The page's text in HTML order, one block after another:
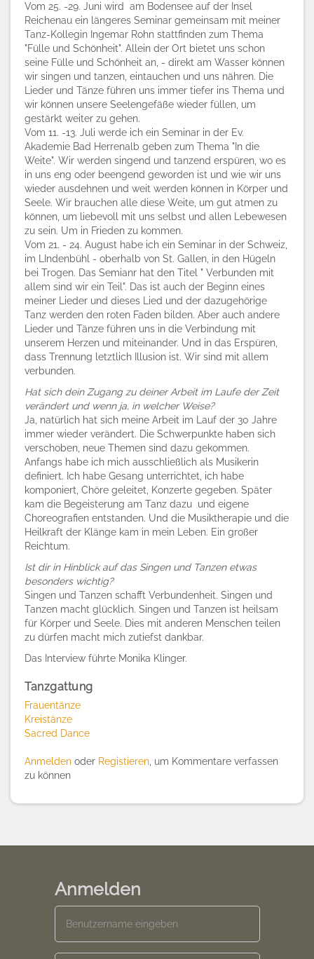
Vom 25. -29. Juni wird am Bodensee auf der Insel
Reichenau ein längeres Seminar gemeinsam mit meiner
Tanz-Kollegin Ingemar Rohn stattfinden zum Thema
"Fülle und Schönheit". Allein der Ort bietet uns schon
seine Fülle und Schönheit an, - direkt am Wasser können
wir singen und tanzen, eintauchen und uns nähren. Die
Lieder und Tänze führen uns immer tiefer ins Thema und
wir können unsere Seelengefäße wieder füllen, um
gestärkt weiter zu gehen.
Vom 11. -13. Juli werde ich ein Seminar in der Ev.
Akademie Bad Herrenalb geben zum Thema "In die
Weite". Wir werden singend und tanzend erspüren, wo es
in uns eng oder beengend geworden ist und wie wir uns
wieder ausdehnen und weit werden können in Körper und
Seele. Wir brauchen alle diese Weite, um gut atmen zu
können, um liebevoll mit uns selbst und allen Lebewesen
zu sein. Um in Frieden zu kommen.
Vom 21. - 24. August habe ich ein Seminar in der Schweiz,
im LIndenbühl - oberhalb von St. Gallen, in den Hügeln
bei Trogen. Das Semianr hat den Titel " Verbunden mit
allem sind wir ein Teil". Das ist auch der Beginn eines
meiner Lieder und dieses Lied und der dazugehörige
Tanz werden den roten Faden bilden. Aber auch andere
Lieder und Tänze führen uns in die Verbindung mit
unserem Herzen und miteinander. Und in das Erspüren,
dass Trennung letztlich Illusion ist. Wir sind mit allem
verbunden.
Hat sich dein Zugang zu deiner Arbeit im Laufe der Zeit
verändert und wenn ja, in welcher Weise?
Ja, natürlich hat sich meine Arbeit im Lauf der 30 Jahre
immer wieder verändert. Die Schwerpunkte haben sich
verschoben, neue Themen sind dazu gekommen.
Anfangs habe ich mich ausschließlich als Musikerin
definiert. Ich habe Gesang unterrichtet, ich habe
komponiert, Chöre geleitet, Konzerte gegeben. Später
kam die Begeisterung am Tanz dazu und eigene
Choreografien entstanden. Und die Musiktherapie und die
Heilkraft der Klänge kam in mein Leben. Ein großer
Reichtum.
Ist dir in Hinblick auf das Singen und Tanzen etwas
besonders wichtig?
Singen und Tanzen schafft Verbundenheit. Singen und
Tanzen macht glücklich. Singen und Tanzen ist heilsam
für Körper und Seele. Dies mit anderen Menschen teilen
zu dürfen macht mich zutiefst dankbar.
Das Interview führte Monika Klinger.
Tanzgattung
Frauentänze
Kreistänze
Sacred Dance
Anmelden oder Registieren , um Kommentare verfassen
zu können
Anmelden